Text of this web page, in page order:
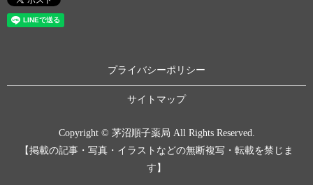
プライバシーポリシー
サイトマップ
Copyright © 茅沼順子薬局 All Rights Reserved.
【掲載の記事・写真・イラストなどの無断複写・転載を禁じま
す】